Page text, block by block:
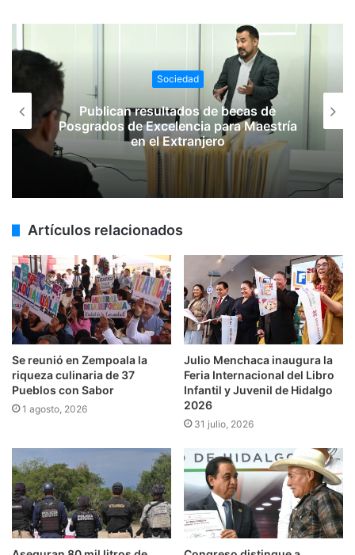
Sociedad
Publican resultados de becas de
Posgrados de Excelencia para Maestría
en el Extranjero
Artículos relacionados
Se reunió en Zempoala la
riqueza culinaria de 37
Pueblos con Sabor
1 agosto, 2026
Julio Menchaca inaugura la
Feria Internacional del Libro
Infantil y Juvenil de Hidalgo
2026
31 julio, 2026